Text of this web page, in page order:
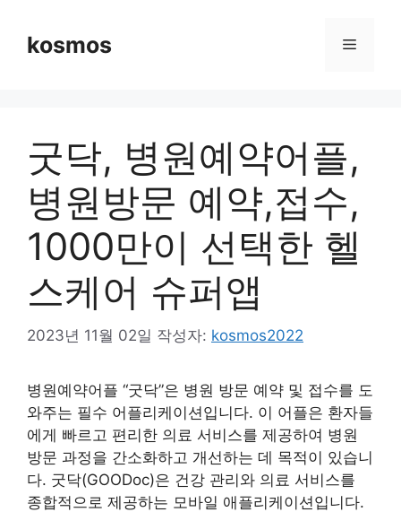
kosmos 메
굿닥, 병원예약어플,
병원방문 예약,접수,
1000만이 선택한 헬
스케어 슈퍼앱
2023년 11월 02일 작성자: kosmos2022
병원예약어플 “굿닥”은 병원 방문 예약 및 접수를 도
와주는 필수 어플리케이션입니다. 이 어플은 환자들
에게 빠르고 편리한 의료 서비스를 제공하여 병원
방문 과정을 간소화하고 개선하는 데 목적이 있습니
다. 굿닥(GOODoc)은 건강 관리와 의료 서비스를
종합적으로 제공하는 모바일 애플리케이션입니다.